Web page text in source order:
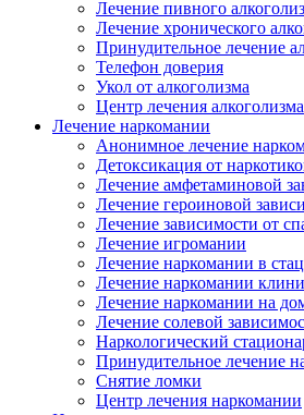
Лечение пивного
Лечение хронического
Принудительное лечение
Телефон доверия
Укол от алкоголизма
Центр лечения алкоголизма
Лечение наркомании
Анонимное лечение
Детоксикация от
Лечение амфетаминовой
Лечение героиновой
Лечение зависимости от
Лечение игромании
Лечение наркомании в
Лечение наркомании
Лечение наркомании на
Лечение солевой
Наркологический
Принудительное лечение
Снятие ломки
Центр лечения наркомании